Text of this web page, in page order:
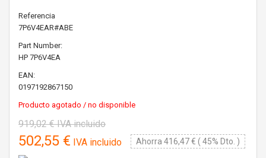
Referencia
7P6V4EAR#ABE
Part Number:
HP 7P6V4EA
EAN:
0197192867150
Producto agotado / no disponible
919,02 €IVA incluido
502,55 € IVA incluido Ahorra 416,47 € ( 45% Dto. )